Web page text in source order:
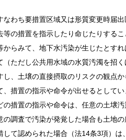
わち要措置区域又は形質変更時届
の措置を指示したり命じたりする
らみて、地下水汚染が生じたとす
ただし公共用水域の水質汚濁を招
、土壌の直接摂取のリスクの観点
措置の指示や命令が出せるとしてい
措置の指示や命令は、任意の土壌
調査で汚染が発覚した場合も土地
て認められた場合（法14条3項）は